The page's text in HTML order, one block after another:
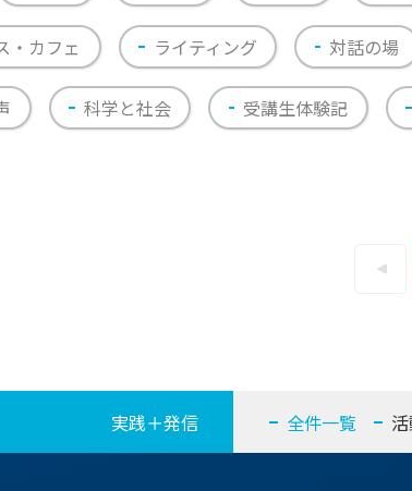
・カフェ ライティング 対話の場
科学と社会 受講生体験記
実践＋発信 全件一覧